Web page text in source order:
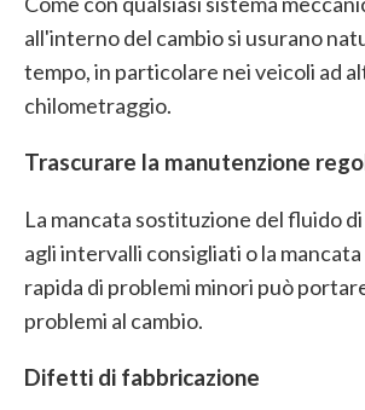
all'interno del cambio si usurano
tempo, in particolare nei veicoli ad
chilometraggio.
Trascurare la manutenzione
La mancata sostituzione del fluido
agli intervalli consigliati o la
rapida di problemi minori può
problemi al cambio.
Difetti di fabbricazione